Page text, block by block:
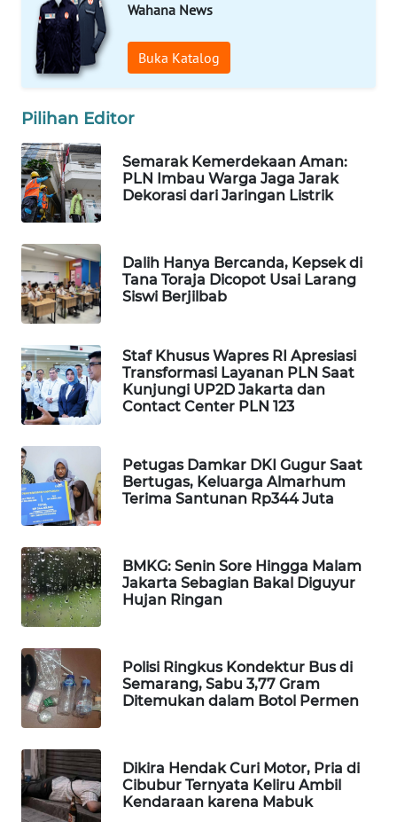
Wahana News
Buka Katalog
Pilihan Editor
Semarak Kemerdekaan Aman:
PLN Imbau Warga Jaga Jarak
Dekorasi dari Jaringan Listrik
Dalih Hanya Bercanda, Kepsek di
Tana Toraja Dicopot Usai Larang
Siswi Berjilbab
Staf Khusus Wapres RI Apresiasi
Transformasi Layanan PLN Saat
Kunjungi UP2D Jakarta dan
Contact Center PLN 123
Petugas Damkar DKI Gugur Saat
Bertugas, Keluarga Almarhum
Terima Santunan Rp344 Juta
BMKG: Senin Sore Hingga Malam
Jakarta Sebagian Bakal Diguyur
Hujan Ringan
Polisi Ringkus Kondektur Bus di
Semarang, Sabu 3,77 Gram
Ditemukan dalam Botol Permen
Dikira Hendak Curi Motor, Pria di
Cibubur Ternyata Keliru Ambil
Kendaraan karena Mabuk
WAHANA
LISTRIK
WAHANA
TRAVEL
WAHANA
TV
WAHANANEWS
ID
WAHANANEWS
CO ID
WAHANANEWS
NET
WAHANA
WAHANA
UMKM
WAHANA
SELEB
WAHANA
WAHANA
OTOMOTIF
WAHANA
HEALTH
WAHANA